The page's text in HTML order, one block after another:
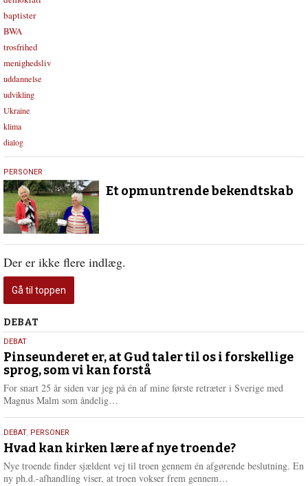
baptister
BWA
trosfrihed
menighedsliv
uddannelse
udvikling
Ukraine
klima
dialog
28.
juli
2021
PERSONER
Et opmuntrende bekendtskab
Der er ikke flere indlæg.
Gå til toppen
Debat
DEBAT
5.
august
2026
DEBAT
Pinseunderet er, at Gud taler til os i forskellige
sprog, som vi kan forstå
For snart 25 år siden var jeg på én af mine første retræter i Sverige med
Magnus Malm som åndelig…
e
r
e
25.
juli
2026
DEBAT, PERSONER
Hvad kan kirken lære af nye troende?
Nye troende finder sjældent vej til troen gennem én afgørende beslutning. En
ny ph.d.-afhandling viser, at troen vokser frem gennem…